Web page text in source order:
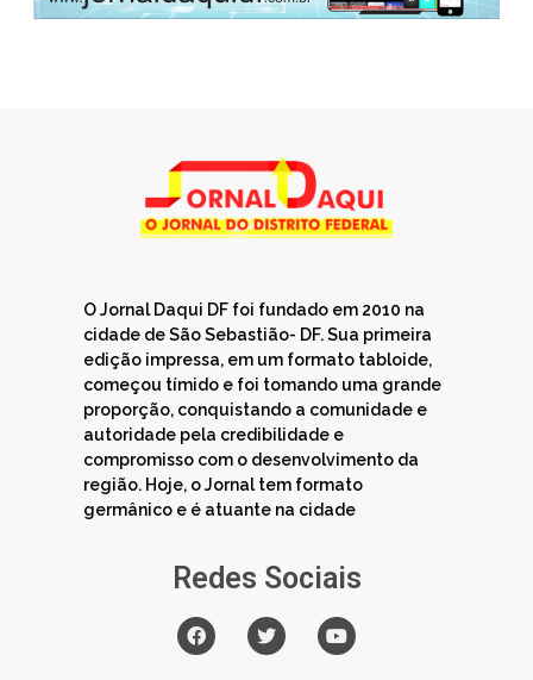
O Jornal Daqui DF foi fundado em 2010 na
cidade de São Sebastião- DF. Sua primeira
edição impressa, em um formato tabloide,
começou tímido e foi tomando uma grande
proporção, conquistando a comunidade e
autoridade pela credibilidade e
compromisso com o desenvolvimento da
região. Hoje, o Jornal tem formato
germânico e é atuante na cidade
Redes Sociais